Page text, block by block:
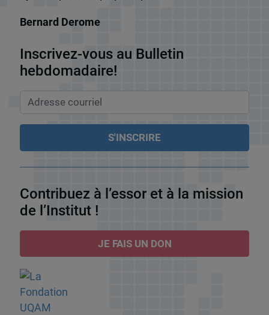
Bernard Derome
Inscrivez-vous au Bulletin
hebdomadaire!
Contribuez à l’essor et à la mission
de l’Institut !
JE FAIS UN DON